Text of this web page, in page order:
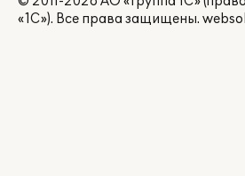
«1С»). Все права защищены.